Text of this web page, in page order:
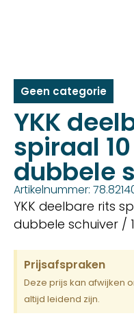
Geen categorie
YKK
spiraal
dubbele
Artikelnummer:
YKK deelbare rits
dubbele schuiver /
Prijsafspraken
Deze prijs kan afwijken
altijd leidend zijn.